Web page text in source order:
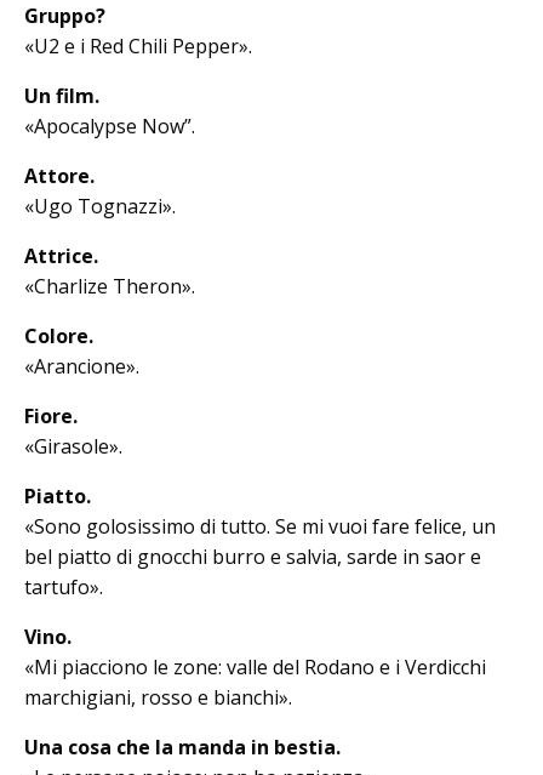
Gruppo?
«U2 e i Red Chili Pepper».
Un film.
«Apocalypse Now”.
Attore.
«Ugo Tognazzi».
Attrice.
«Charlize Theron».
Colore.
«Arancione».
Fiore.
«Girasole».
Piatto.
«Sono golosissimo di tutto. Se mi vuoi fare felice, un
bel piatto di gnocchi burro e salvia, sarde in saor e
tartufo».
Vino.
«Mi piacciono le zone: valle del Ro­dano e i Verdicchi
marchigiani, rosso e bianchi».
Una cosa che la manda in bestia.